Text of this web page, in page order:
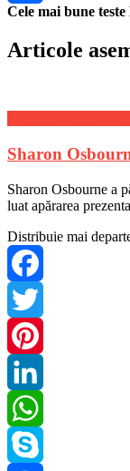
Share
Cele mai bune
Articole
Sharon
Sharon Osbourne a
luat apărarea
Distribuie mai
Facebook
Twitter
Pinterest
LinkedIn
WhatsApp